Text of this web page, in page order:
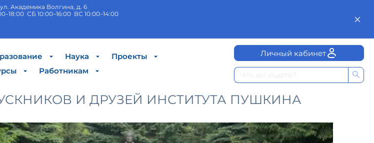
Академика Волгина, д. 6
СБ 10:00–16:00 ВС 10:00–14:00
Наука
Проекты
Работникам
Личный кабинет
И ДРУЗЕЙ ИНСТИТУТА ПУШКИНА